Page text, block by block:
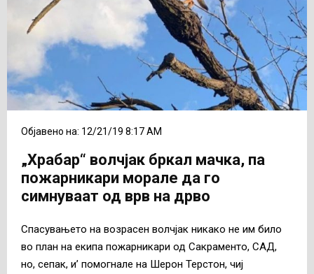
Објавено на: 12/21/19 8:17 AM
„Храбар“ волчјак бркал мачка, па
пожарникари морале да го
симнуваат од врв на дрво
Спасувањето на возрасен волчјак никако не им било
во план на екипа пожарникари од Сакраменто, САД,
но, сепак, и’ помогнале на Шерон Терстон, чиј